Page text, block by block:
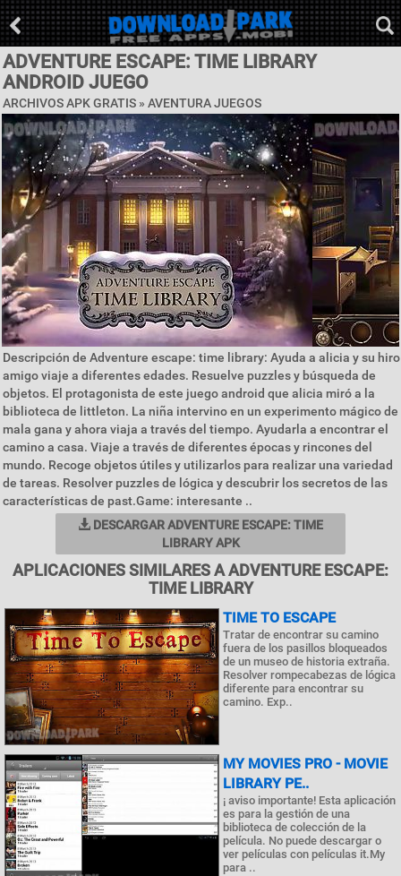
ADVENTURE ESCAPE: TIME LIBRARY
ANDROID JUEGO
ARCHIVOS APK GRATIS » AVENTURA JUEGOS
Descripción de Adventure escape: time library: Ayuda a alicia y su hiro
amigo viaje a diferentes edades. Resuelve puzzles y búsqueda de
objetos. El protagonista de este juego android que alicia miró a la
biblioteca de littleton. La niña intervino en un experimento mágico de
mala gana y ahora viaja a través del tiempo. Ayudarla a encontrar el
camino a casa. Viaje a través de diferentes épocas y rincones del
mundo. Recoge objetos útiles y utilizarlos para realizar una variedad
de tareas. Resolver puzzles de lógica y descubrir los secretos de las
características de past.Game: interesante ..
DESCARGAR ADVENTURE ESCAPE: TIME
LIBRARY APK
APLICACIONES SIMILARES A ADVENTURE ESCAPE:
TIME LIBRARY
TIME TO ESCAPE
Tratar de encontrar su camino
fuera de los pasillos bloqueados
de un museo de historia extraña.
Resolver rompecabezas de lógica
diferente para encontrar su
camino. Exp..
MY MOVIES PRO - MOVIE
LIBRARY PE..
¡ aviso importante! Esta aplicación
es para la gestión de una
biblioteca de colección de la
película. No puede descargar o
ver películas con películas it.My
para ..